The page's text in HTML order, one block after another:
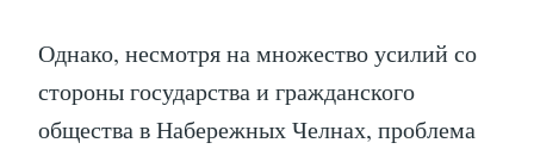
Однако, несмотря на множество усилий со
стороны государства и гражданского
общества в Набережных Челнах, проблема